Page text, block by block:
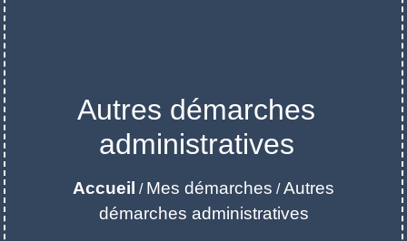
Autres démarches
administratives
Accueil / Mes démarches /Autres
démarches administratives